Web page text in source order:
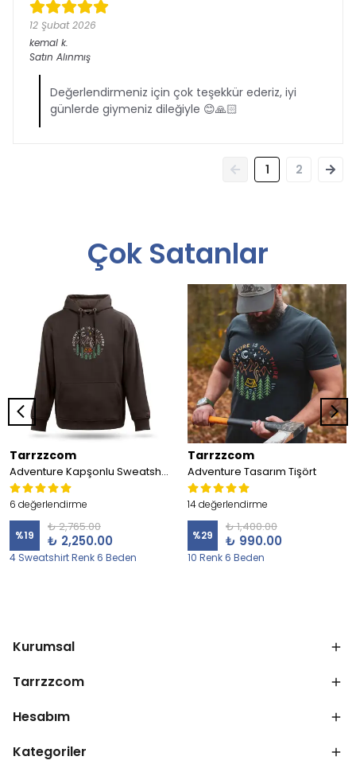
12 Şubat 2026
kemal k.
Satın Alınmış
Değerlendirmeniz için çok teşekkür ederiz, iyi
günlerde giymeniz dileğiyle 😊🙏🏻
1 2
Çok Satanlar
Tarrzzcom
Adventure Kapşonlu Sweatshirt
6 değerlendirme
%19
₺ 2,765.00
₺ 2,250.00
4 Sweatshirt Renk 6 Beden
Tarrzzcom
Adventure Tasarım Tişört
14 değerlendirme
%29
₺ 1,400.00
₺ 990.00
10 Renk 6 Beden
Kurumsal
Tarrzzcom
Hesabım
Kategoriler